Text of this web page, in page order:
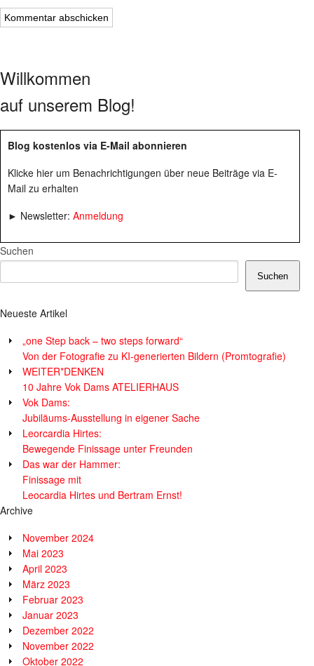
Willkommen
auf unserem Blog!
Blog kostenlos via E-Mail abonnieren
Klicke hier um Benachrichtigungen über neue Beiträge via E-
Mail zu erhalten
► Newsletter: Anmeldung
Suchen
Suchen
Neueste Artikel
„one Step back – two steps forward“
Von der Fotografie zu KI-generierten Bildern (Promtografie)
WEITER*DENKEN
10 Jahre Vok Dams ATELIERHAUS
Vok Dams:
Jubiläums-Ausstellung in eigener Sache
Leorcardia Hirtes:
Bewegende Finissage unter Freunden
Das war der Hammer:
Finissage mit
Leocardia Hirtes und Bertram Ernst!
Archive
November 2024
Mai 2023
April 2023
März 2023
Februar 2023
Januar 2023
Dezember 2022
November 2022
Oktober 2022